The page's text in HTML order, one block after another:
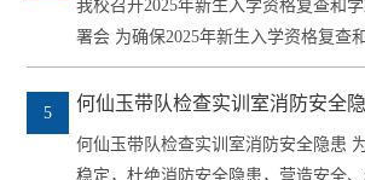
我校召开2025年新生入学资格复查和
署会 为确保2025年新生入学资格复查和学籍电子注册工作
顺利完成...
5 何仙玉带队检查实训室消防安全
何仙玉带队检查实训室消防安全隐患 为切实保障校园安全
稳定，杜绝消防安全隐患，营造安全、